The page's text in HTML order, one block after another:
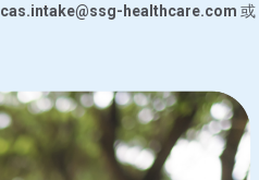
cas.intake@ssg-healthcare.com 或